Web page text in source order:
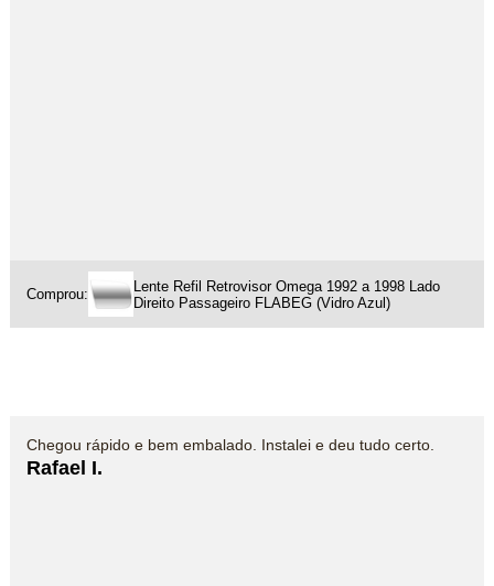
Comprou:
Lente Refil Retrovisor Omega 1992 a 1998 Lado
Direito Passageiro FLABEG (Vidro Azul)
Chegou rápido e bem embalado. Instalei e deu tudo certo.
Rafael I.